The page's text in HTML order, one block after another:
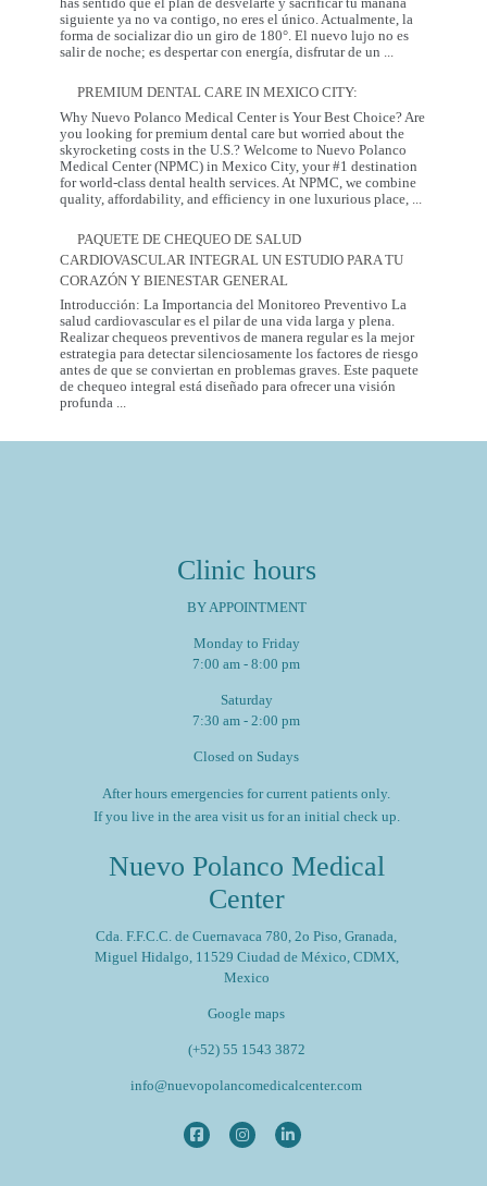
la
Tradición
Coreana
siguiente ya no va contigo, no eres el único. Actualmente, la
forma de socializar dio un giro de 180°. El nuevo lujo no es
salir de noche; es despertar con energía, disfrutar de un ...
Party?
Descubre
la
tendencia
más
saludable
PREMIUM DENTAL CARE IN MEXICO CITY:
Why Nuevo Polanco Medical Center is Your Best Choice? Are
you looking for premium dental care but worried about the
skyrocketing costs in the U.S.? Welcome to Nuevo Polanco
Medical Center (NPMC) in Mexico City, your #1 destination
for world-class dental health services. At NPMC, we combine
quality, affordability, and efficiency in one luxurious place,
PAQUETE DE CHEQUEO DE SALUD
CARDIOVASCULAR INTEGRAL UN ESTUDIO PARA TU
CORAZÓN Y BIENESTAR GENERAL
Introducción: La Importancia del Monitoreo Preventivo La
salud cardiovascular es el pilar de una vida larga y plena.
Realizar chequeos preventivos de manera regular es la mejor
estrategia para detectar silenciosamente los factores de riesgo
antes de que se conviertan en problemas graves. Este paquete
de chequeo integral está diseñado para ofrecer una visión
profunda ...
Clinic hours
BY APPOINTMENT
Monday to Friday
7:00 am - 8:00 pm
Saturday
7:30 am - 2:00 pm
Closed on Sudays
After hours emergencies for current patients only.
If you live in the area visit us for an initial check up.
Nuevo Polanco Medical
Center
Cda. F.F.C.C. de Cuernavaca 780, 2o Piso, Granada,
Miguel Hidalgo, 11529 Ciudad de México, CDMX,
Mexico
Google maps
(+52) 55 1543 3872
info@nuevopolancomedicalcenter.com